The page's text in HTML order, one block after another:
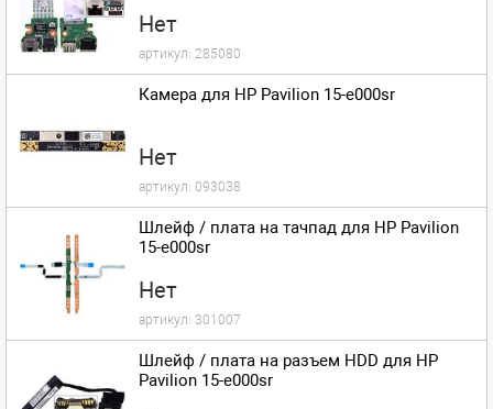
Нет
артикул: 285080
Камера для HP Pavilion 15-e000sr
Нет
артикул: 093038
Шлейф / плата на тачпад для HP Pavilion
15-e000sr
Нет
артикул: 301007
Шлейф / плата на разъем HDD для HP
Pavilion 15-e000sr